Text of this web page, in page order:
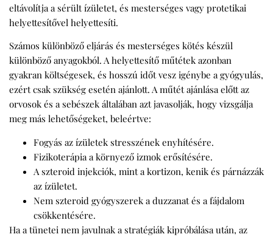
eltávolítja a sérült ízületet, és mesterséges vagy protetikai
helyettesítővel helyettesíti.
Számos különböző eljárás és mesterséges kötés készül
különböző anyagokból. A helyettesítő műtétek azonban
gyakran költségesek, és hosszú időt vesz igénybe a gyógyulás,
ezért csak szükség esetén ajánlott. A műtét ajánlása előtt az
orvosok és a sebészek általában azt javasolják, hogy vizsgálja
meg más lehetőségeket, beleértve:
Fogyás az ízületek stresszének enyhítésére.
Fizikoterápia a környező izmok erősítésére.
A szteroid injekciók, mint a kortizon, kenik és párnázzák
az ízületet.
Nem szteroid gyógyszerek a duzzanat és a fájdalom
csökkentésére.
Ha a tünetei nem javulnak a stratégiák kipróbálása után, az